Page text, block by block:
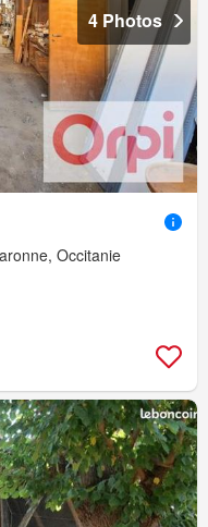
4 Photos
Occitanie